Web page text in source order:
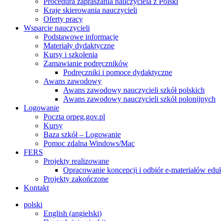
Kraje skierowania nauczycieli
Oferty pracy
Wsparcie nauczycieli
Podstawowe informacje
Materiały dydaktyczne
Kursy i szkolenia
Zamawianie podręczników
Podręczniki i pomoce dydaktyczne
Awans zawodowy
Awans zawodowy nauczycieli szkół polskich
Awans zawodowy nauczycieli szkół polonijnych
Logowanie
Poczta orpeg.gov.pl
Kursy
Baza szkół – Logowanie
Pomoc zdalna Windows/Mac
FERS
Projekty realizowane
Opracowanie koncepcji i odbiór e-materiałów
Projekty zakończone
Kontakt
polski
English (angielski)